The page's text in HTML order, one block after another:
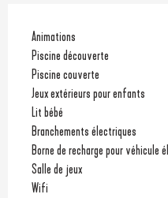
Animations
Piscine découverte
Piscine couverte
Jeux extérieurs pour enfants
Lit bébé
Branchements électriques
Borne de recharge pour véhicule
Salle de jeux
Wifi